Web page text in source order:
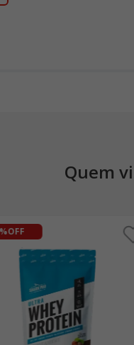
Quem
OFF